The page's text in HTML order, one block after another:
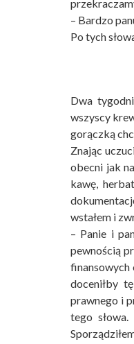
– Bardzo
Po tych
Dwa
wszyscy
gorączką
Znając
obecni jak
kawę,
wstałem i
– Panie i
pewnością
finansowych
doceniłby
prawnego i
tego